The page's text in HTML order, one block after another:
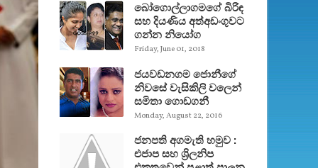
බෝගොල්ලාගමගේ බිරිඳ
සහ දියණිය අත්අඩංගුවට
ගන්න නියෝග
Friday, June 01, 2018
ජයවඩනගම ජොනීගේ
නිවසේ වැසිකිලි වලෙන්
සමිතා ගොඩගනී
Monday, August 22, 2016
ජනපති අගමැති හමුව :
එජාප සහ ශ්‍රිලනිප